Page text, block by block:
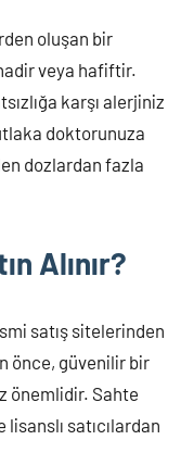
oluşan bir
veya hafiftir.
karşı alerjiniz
doktorunuza
dozlardan fazla
Alınır?
satış sitelerinden
önce, güvenilir bir
önemlidir. Sahte
satıcılardan